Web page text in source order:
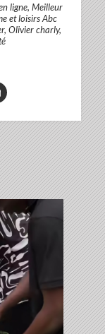
ligne,Meilleur
et loisirs Abc
, Olivier charly,